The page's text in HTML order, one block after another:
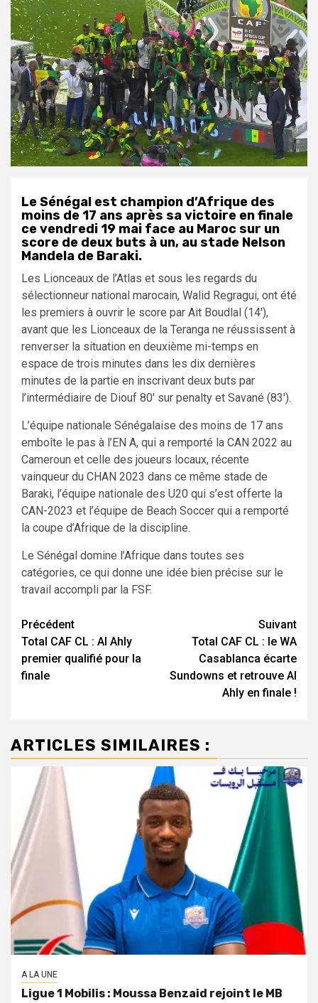
Le Sénégal est champion d’Afrique des
moins de 17 ans après sa victoire en finale
ce vendredi 19 mai face au Maroc sur un
score de deux buts à un, au stade Nelson
Mandela de Baraki.
Les Lionceaux de l’Atlas et sous les regards du
sélectionneur national marocain, Walid Regragui, ont été
les premiers à ouvrir le score par Ait Boudlal (14′),
avant que les Lionceaux de la Teranga ne réussissent à
renverser la situation en deuxième mi-temps en
espace de trois minutes dans les dix dernières
minutes de la partie en inscrivant deux buts par
l’intermédiaire de Diouf 80′ sur penalty et Savané (83′).
L’équipe nationale Sénégalaise des moins de 17 ans
emboîte le pas à l’EN A, qui a remporté la CAN 2022 au
Cameroun et celle des joueurs locaux, récente
vainqueur du CHAN 2023 dans ce même stade de
Baraki, l’équipe nationale des U20 qui s’est offerte la
CAN-2023 et l’équipe de Beach Soccer qui a remporté
la coupe d’Afrique de la discipline.
Le Sénégal domine l’Afrique dans toutes ses
catégories, ce qui donne une idée bien précise sur le
travail accompli par la FSF.
Navigation
d’article
Précédent
Total CAF CL : Al Ahly
premier qualifié pour la
finale
Suivant
Total CAF CL : le WA
Casablanca écarte
Sundowns et retrouve Al
Ahly en finale !
ARTICLES SIMILAIRES :
A LA UNE
Ligue 1 Mobilis : Moussa Benzaid rejoint le MB